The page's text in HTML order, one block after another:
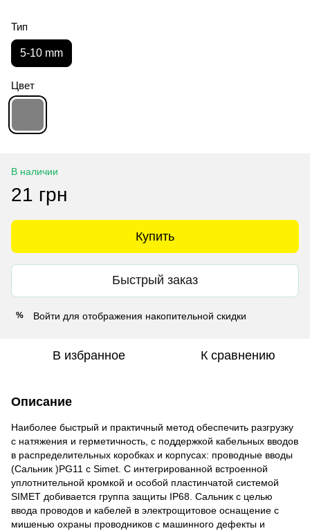
Тип
5-10 mm
Цвет
В наличии
21 грн
Купить
Быстрый заказ
% Войти для отображения накопительной скидки
В избранное К сравнению
Описание
Наиболее быстрый и практичный метод обеспечить разгрузку
с натяжения и герметичность, с поддержкой кабельных вводов
в распределительных коробках и корпусах: проводные вводы
(Сальник )PG11 с Simet. С интегрированной встроенной
уплотнительной кромкой и особой пластинчатой системой
SIMET добивается группа защиты IP68. Сальник с целью
ввода проводов и кабелей в электрощитовое оснащение с
мишенью охраны проводников с машинного дефекты и